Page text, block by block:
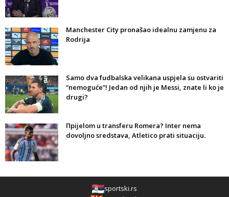
Manchester City pronašao idealnu zamjenu za
Rodrija
Samo dva fudbalska velikana uspjela su ostvariti
“nemoguće”! Jedan od njih je Messi, znate li ko je
drugi?
Прijelom u transferu Romera? Inter nema
dovoljno sredstava, Atletico prati situaciju.
sportski.rs